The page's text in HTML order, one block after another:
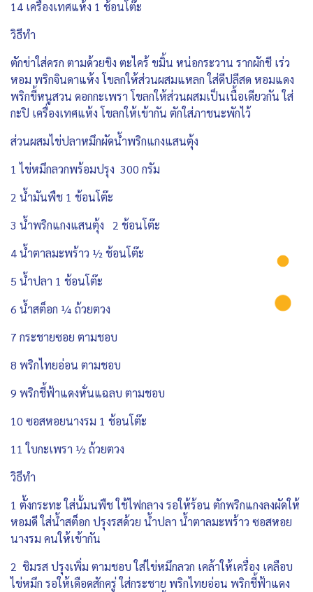
14 เครื่องเทศแห้ง 1 ช้อนโต๊ะ
วิธีทำ
ตักข่าใส่ครก ตามด้วยขิง ตะไคร้ ขมิ้น หน่อกระวาน รากผักชี เร่ว
หอม พริกจินดาแห้ง โขลกให้ส่วนผสมแหลก ใส่ดีปลีสด หอมแดง
พริกขี้หนูสวน ดอกกะเพรา โขลกให้ส่วนผสมเป็นเนื้อเดียวกัน ใส่
กะปิ เครื่องเทศแห้ง โขลกให้เข้ากัน ตักใส่ภาชนะพักไว้
ส่วนผสมไข่ปลาหมึกผัดน้ำพริกแกงแสนตุ้ง
1 ไข่หมึกลวกพร้อมปรุง 300 กรัม
2 น้ำมันพืช 1 ช้อนโต๊ะ
3 น้ำพริกแกงแสนตุ้ง 2 ช้อนโต๊ะ
4 น้ำตาลมะพร้าว ½ ช้อนโต๊ะ
5 น้ำปลา 1 ช้อนโต๊ะ
6 น้ำสต็อก ¼ ถ้วยตวง
7 กระชายซอย ตามชอบ
8 พริกไทยอ่อน ตามชอบ
9 พริกชี้ฟ้าแดงหั่นแฉลบ ตามชอบ
10 ซอสหอยนางรม 1 ช้อนโต๊ะ
11 ใบกะเพรา ½ ถ้วยตวง
วิธีทำ
1 ตั้งกระทะ ใส่นั้มนพืช ใช้ไฟกลาง รอให้ร้อน ตักพริกแกงลงผัดให้
หอมดี ใส่น้ำสต็อก ปรุงรสด้วย น้ำปลา น้ำตาลมะพร้าว ซอสหอย
นางรม คนให้เข้ากัน
2 ชิมรส ปรุงเพิ่ม ตามชอบ ใส่ไข่หมึกลวก เคล้าให้เครื่อง เคลือบ
ไข่หมึก รอให้เดือดสักครู่ ใส่กระชาย พริกไทยอ่อน พริกชี้ฟ้าแดง